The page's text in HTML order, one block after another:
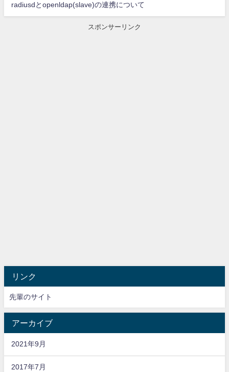
radiusdとopenldap(slave)の連携について
スポンサーリンク
リンク
先輩のサイト
アーカイブ
2021年9月
2017年7月